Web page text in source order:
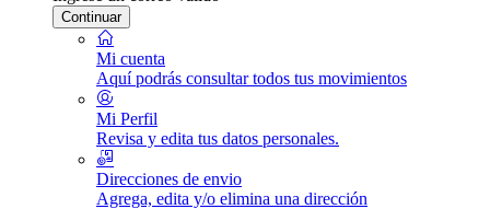
Continuar
Mi cuenta
Aquí podrás consultar todos tus movimientos
Mi Perfil
Revisa y edita tus datos personales.
Direcciones de envio
Agrega, edita y/o elimina una dirección